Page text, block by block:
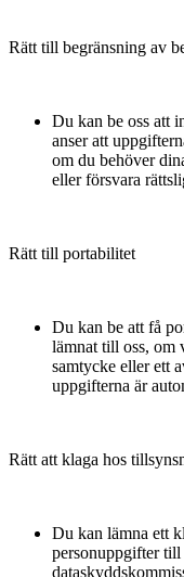
Rätt till begränsning av
Du kan be oss att
anser att
om du behöver
eller försvara
Rätt till portabilitet
Du kan be att få
lämnat till oss, om
samtycke eller ett
uppgifterna är
Rätt att klaga hos
Du kan lämna ett
personuppgifter